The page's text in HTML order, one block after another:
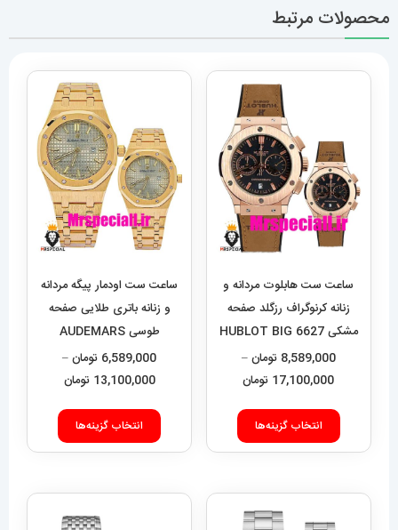
محصولات مرتبط
ساعت ست هابلوت مردانه و
زنانه کرنوگراف رزگلد صفحه
مشکی 6627 HUBLOT BIG
BANG
8,589,000 تومان–
17,100,000 تومانمحدوده
تا
انتخاب گزینه‌ها
این
محصول
انواع
ساعت ست اودمار پیگه مردانه
و زنانه باتری طلایی صفحه
طوسی AUDEMARS
PIGUET ROYAL 4412
6,589,000 تومان–
13,100,000 تومانمحدوده
تا
انتخاب گزینه‌ها
این
محصول
انواع